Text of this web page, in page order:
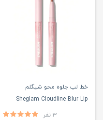
خط لب جلوه محو شیگلم
Sheglam Cloudline Blur Lip
3 نفر